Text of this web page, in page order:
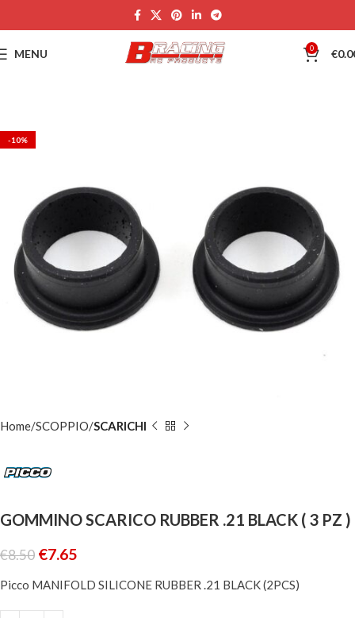
MENU 0 €
-10%
Home SCOPPIO SCARICHI
GOMMINO SCARICO RUBBER .21 BLACK ( 3 PZ )
€8.50 €7.65
Picco MANIFOLD SILICONE RUBBER .21 BLACK (2PCS)